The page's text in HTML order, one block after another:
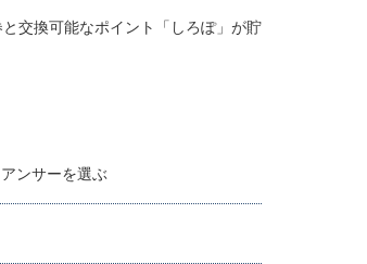
交換可能なポイント「しろぽ」が貯
ンサーを選ぶ